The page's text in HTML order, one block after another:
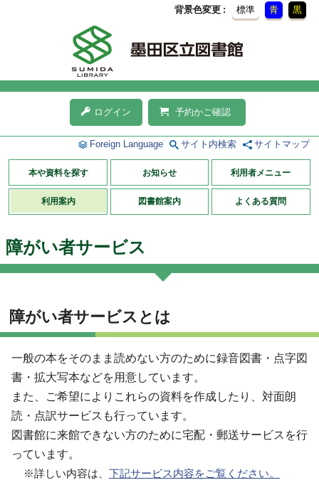
背景色変更 標準 青 黒
ログイン 予約かご確認
Foreign Language サイト内検索 サイトマップ
本や資料を探す お知らせ 利用者メニュー
利用案内 図書館案内 よくある質問
障がい者サービス
障がい者サービスとは
一般の本をそのまま読めない方のために録音図書・点字図
書・拡大写本などを用意しています。
また、ご希望によりこれらの資料を作成したり、対面朗
読・点訳サービスも行っています。
図書館に来館できない方のために宅配・郵送サービスを行
っています。
※詳しい内容は、 下記サービス内容をご覧ください。